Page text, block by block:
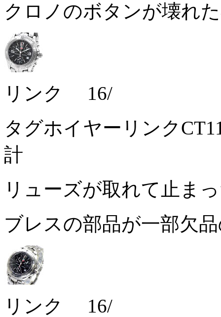
クロノのボタンが壊れ
リンク 16/
タグホイヤーリンク
計
リューズが取れて止ま
ブレスの部品が一部欠
リンク 16/